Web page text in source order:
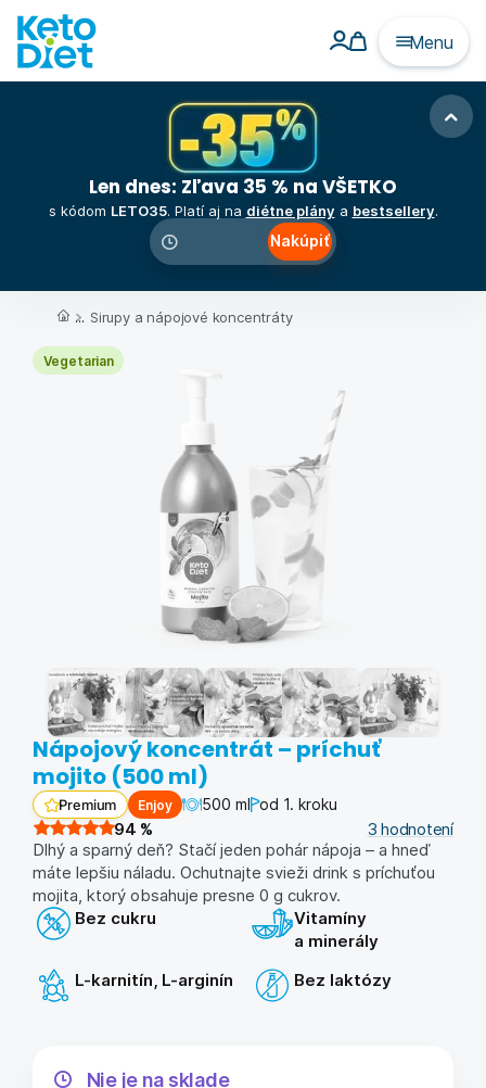
Menu
Len dnes: Zľava 35 % na VŠETKO
s kódom LETO35. Platí aj na diétne plány a bestsellery.
Nakúpiť
... Sirupy a nápojové koncentráty
Vegetarian
Nápojový koncentrát – príchuť
mojito (500 ml)
Premium Enjoy 500 ml od 1. kroku
94 % 3 hodnotení
Dlhý a sparný deň? Stačí jeden pohár nápoja – a hneď
máte lepšiu náladu. Ochutnajte svieži drink s príchuťou
mojita, ktorý obsahuje presne 0 g cukrov.
Bez cukru
Vitamíny
a minerály
L-karnitín, L-arginín
Bez laktózy
Nie je na sklade